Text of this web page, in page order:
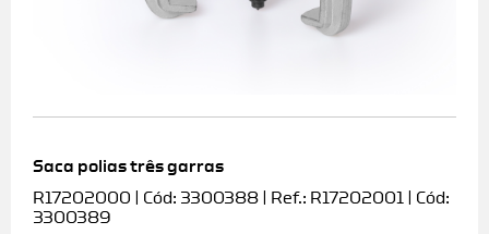
Saca polias três garras
R17202000 | Cód: 3300388 | Ref.: R17202001 | Cód:
3300389